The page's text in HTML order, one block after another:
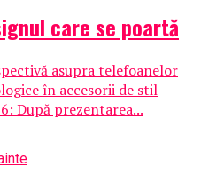
care se poartă
asupra telefoanelor
în accesorii de stil
După prezentarea...